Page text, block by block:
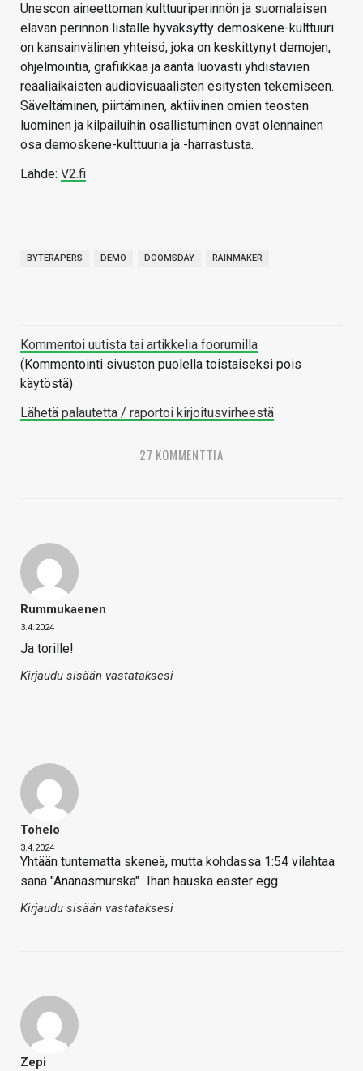
Unescon aineettoman kulttuuriperinnön ja suomalaisen
elävän perinnön listalle hyväksytty demoskene-kulttuuri
on kansainvälinen yhteisö, joka on keskittynyt demojen,
ohjelmointia, grafiikkaa ja ääntä luovasti yhdistävien
reaaliaikaisten audiovisuaalisten esitysten tekemiseen.
Säveltäminen, piirtäminen, aktiivinen omien teosten
luominen ja kilpailuihin osallistuminen ovat olennainen
osa demoskene-kulttuuria ja -harrastusta.
Lähde: V2.fi
BYTERAPERS DEMO DOOMSDAY RAINMAKER
Kommentoi uutista tai artikkelia foorumilla
(Kommentointi sivuston puolella toistaiseksi pois
käytöstä)
Lähetä palautetta / raportoi kirjoitusvirheestä
27 KOMMENTTIA
Rummukaenen
3.4.2024
Ja torille!
Kirjaudu sisään vastataksesi
Tohelo
3.4.2024
Yhtään tuntematta skeneä, mutta kohdassa 1:54 vilahtaa
sana "Ananasmurska" Ihan hauska easter egg
Kirjaudu sisään vastataksesi
Zepi